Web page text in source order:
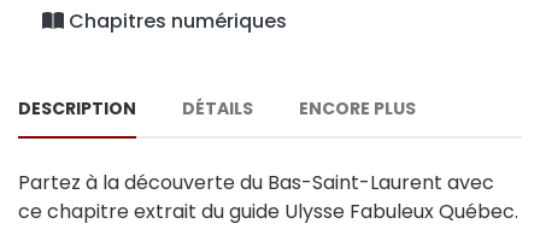
Chapitres numériques
DESCRIPTION DÉTAILS ENCORE PLUS
Partez à la découverte du Bas-Saint-Laurent avec
ce chapitre extrait du guide Ulysse Fabuleux Québec.